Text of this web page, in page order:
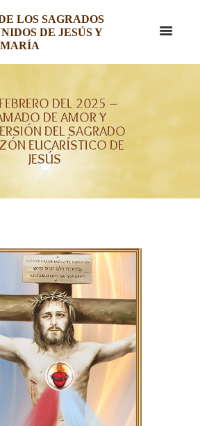
LOS SAGRADOS
DE JESÚS Y
DEL 2025 –
DE AMOR Y
DEL SAGRADO
EUCARÍSTICO DE
JESÚS